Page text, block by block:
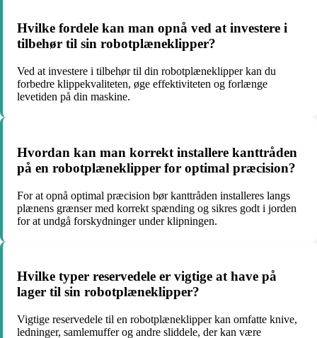
Hvilke fordele kan man opnå ved at investere i
tilbehør til sin robotplæneklipper?
Ved at investere i tilbehør til din robotplæneklipper kan du
forbedre klippekvaliteten, øge effektiviteten og forlænge
levetiden på din maskine.
Hvordan kan man korrekt installere kanttråden
på en robotplæneklipper for optimal præcision?
For at opnå optimal præcision bør kanttråden installeres langs
plænens grænser med korrekt spænding og sikres godt i jorden
for at undgå forskydninger under klipningen.
Hvilke typer reservedele er vigtige at have på
lager til sin robotplæneklipper?
Vigtige reservedele til en robotplæneklipper kan omfatte knive,
ledninger, samlemuffer og andre sliddele, der kan være